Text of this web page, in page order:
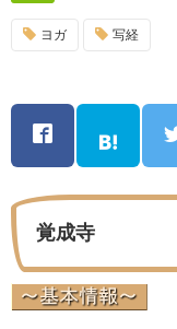
ヨガ 写経
覚成寺